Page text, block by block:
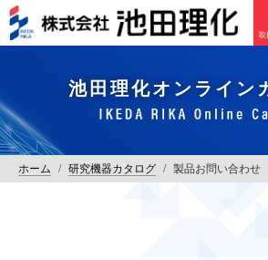
取
池田理化オンライン
ホーム / 研究機器カタログ / 製品お問い合わせ